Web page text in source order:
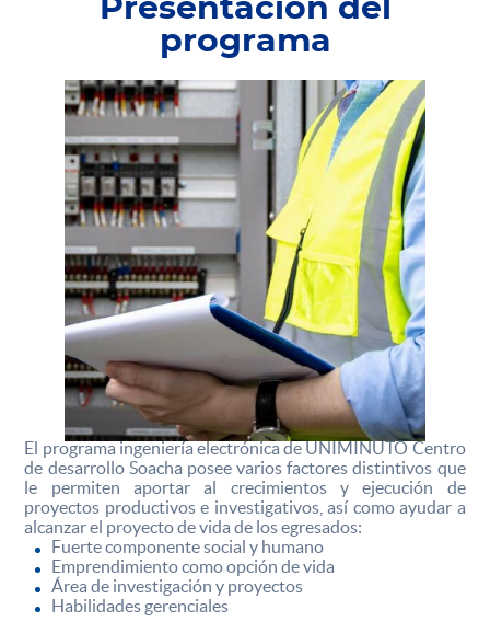
Presentación del
programa
El programa ingeniería electrónica de UNIMINUTO Centro
de desarrollo Soacha posee varios factores distintivos que
le permiten aportar al crecimientos y ejecución de
proyectos productivos e investigativos, así como ayudar a
alcanzar el proyecto de vida de los egresados:
Fuerte componente social y humano
Emprendimiento como opción de vida
Área de investigación y proyectos
Habilidades gerenciales